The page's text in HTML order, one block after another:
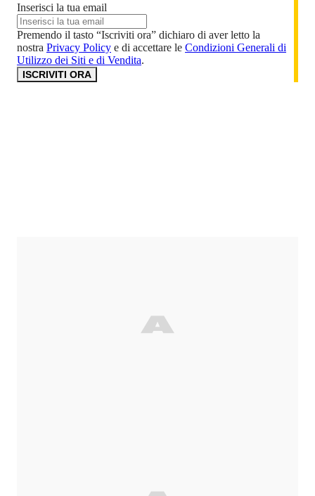
Inserisci la tua email
Premendo il tasto “Iscriviti ora” dichiaro di aver letto la
nostra Privacy Policy e di accettare le Condizioni Generali di
Utilizzo dei Siti e di Vendita.
ISCRIVITI ORA